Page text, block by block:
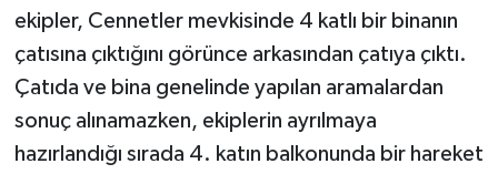
ekipler, Cennetler mevkisinde 4 katlı bir binanın
çatısına çıktığını görünce arkasından çatıya çıktı.
Çatıda ve bina genelinde yapılan aramalardan
sonuç alınamazken, ekiplerin ayrılmaya
hazırlandığı sırada 4. katın balkonunda bir hareket